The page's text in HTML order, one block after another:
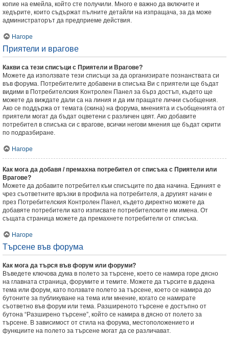
копие на емейла, който сте получили. Много е важно да включите и
хедърите, които съдържат пълните детайли на изпращача, за да може
администраторът да предприеме действия.
Нагоре
Приятели и врагове
Какви са тези списъци с Приятели и Врагове?
Можете да използвате тези списъци за да организирате познанствата си
във форума. Потребителите добавени в списъка Ви с приятели ще бъдат
видими в Потребителския Контролен Панел за бърз достъп, където ще
можете да виждате дали са на линия и да им пращате лични съобщения.
Ако се поддържа от темата (скина) на форума, мненията и съобщенията от
приятели могат да бъдат оцветени с различен цвят. Ако добавите
потребител в списъка си с врагове, всички негови мнения ще бъдат скрити
по подразбиране.
Нагоре
Как мога да добавя / премахна потребител от списъка с Приятели или
Врагове?
Можете да добавите потребител към списъците по два начина. Единият е
чрез съответните връзки в профила на потребителя, а другият начин е
през Потребителския Контролен Панел, където директно можете да
добавяте потребители като изписвате потребителските им имена. От
същата страница можете да премахнете потребители от списъка.
Нагоре
Търсене във форума
Как мога да търся във форум или форуми?
Въведете ключова дума в полето за търсене, което се намира горе дясно
на главната страница, форумите и темите. Можете да търсите в дадена
тема или форум, като ползвате полето за търсене, което се намира до
бутоните за публикуване на тема или мнение, когато се намирате
съответно във форум или тема. Разширеното търсене е достъпно от
бутона “Разширено търсене”, който се намира в дясно от полето за
търсене. В зависимост от стила на форума, местоположението и
функциите на полето за търсене могат да се различават.